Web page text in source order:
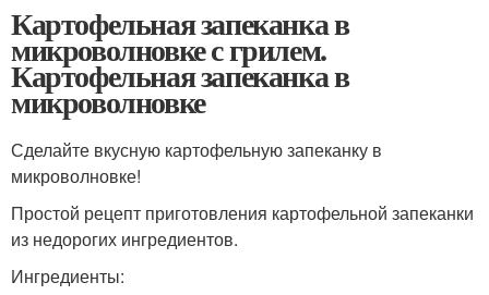
Картофельная запеканка в
микроволновке с грилем.
Картофельная запеканка в
микроволновке
Сделайте вкусную картофельную запеканку в
микроволновке!
Простой рецепт приготовления картофельной запеканки
из недорогих ингредиентов.
Ингредиенты: